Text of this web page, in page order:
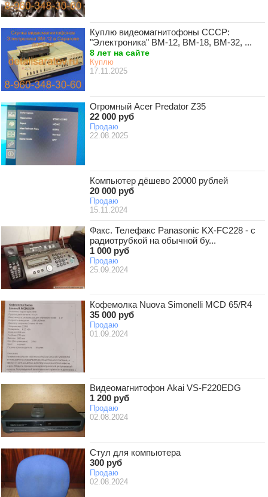
Куплю видеомагнитофоны СССР:
"Электроника" ВМ-12, ВМ-18, ВМ-32, ...
8 лет на сайте
Куплю
17.11.2025
Огромный Acer Predator Z35
22 000 руб
Продаю
22.08.2025
Компьютер дёшево 20000 рублей
20 000 руб
Продаю
15.11.2024
Факс. Телефакс Panasonic KX-FC228 - с
радиотрубкой на обычной бу...
1 000 руб
Продаю
25.09.2024
Кофемолка Nuova Simonelli MCD 65/R4
35 000 руб
Продаю
01.09.2024
Видеомагнитофон Akai VS-F220EDG
1 200 руб
Продаю
02.08.2024
Стул для компьютера
300 руб
Продаю
02.08.2024